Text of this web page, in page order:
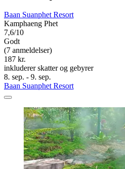
Baan Suanphet Resort
Kamphaeng Phet
7,6/10
Godt
(7 anmeldelser)
187 kr.
inkluderer skatter og gebyrer
8. sep. - 9. sep.
Baan Suanphet Resort